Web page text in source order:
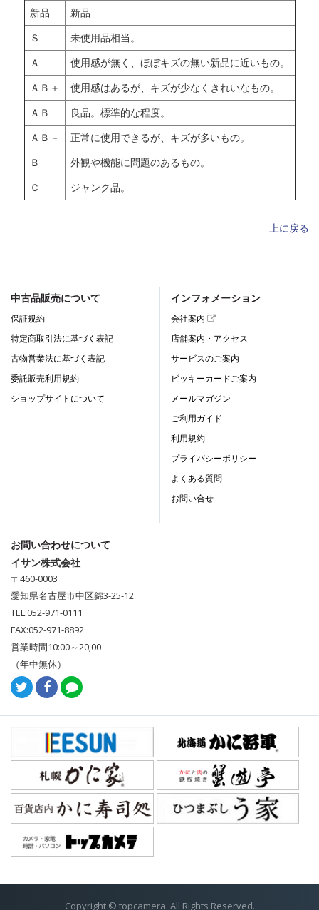
お買い物を続ける カートへ進む
新品
新品
Ｓ
未使用品相当。
Ａ
使用感が無く、ほぼキズの無い新品に近いもの。
ＡＢ＋
使用感はあるが、キズが少なくきれいなもの。
ＡＢ
良品。標準的な程度。
ＡＢ－
正常に使用できるが、キズが多いもの。
Ｂ
外観や機能に問題のあるもの。
Ｃ
ジャンク品。
上に戻る
中古品販売について
保証規約
特定商取引法に基づく表記
古物営業法に基づく表記
委託販売利用規約
ショップサイトについて
インフォメーション
会社案内
店舗案内・アクセス
サービスのご案内
ビッキーカードご案内
メールマガジン
ご利用ガイド
利用規約
プライバシーポリシー
よくある質問
お問い合せ
お問い合わせについて
イサン株式会社
〒460-0003
愛知県名古屋市中区錦3-25-12
TEL:052-971-0111
FAX:052-971-8892
営業時間10:00～20;00
（年中無休）
Copyright © topcamera. All Rights Reserved.